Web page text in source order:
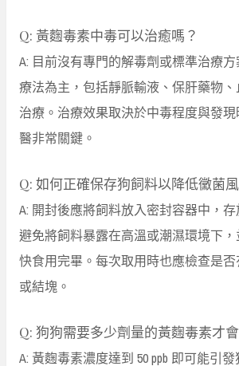
Q: 黃麴毒素中毒可以治癒嗎？
A: 目前沒有專門的解毒劑或標準治療
療法為主，包括靜脈輸液、保肝藥物
治療。治療效果取決於中毒程度與發
醫非常關鍵。
Q: 如何正確保存狗飼料以降低黴菌
A: 開封後應將飼料放入密封容器中，
避免將飼料暴露在高溫或潮濕環境下
快食用完畢。每次取用時也應檢查是
或結塊。
Q: 狗狗需要多少劑量的黃麴毒素才
A: 黃麴毒素濃度達到 50 ppb 即可能引